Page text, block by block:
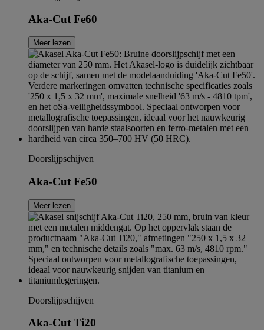
Aka-Cut Fe60
Meer lezen
Doorslijpschijven
Aka-Cut Fe50
Meer lezen
Doorslijpschijven
Aka-Cut Ti20